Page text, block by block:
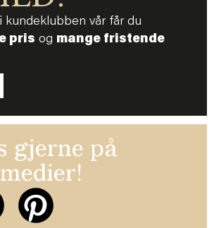
kundeklubben vår får du
pris og mange fristende
gjerne på